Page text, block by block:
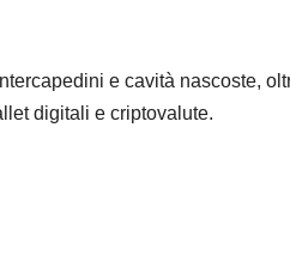
e cavità nascoste,
digitali e criptovalute.